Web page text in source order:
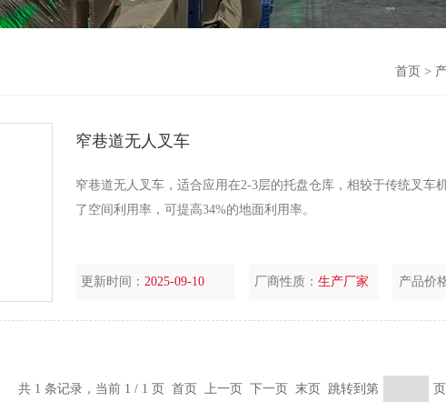
首页 >
窄巷道无人叉车
窄巷道无人叉车，适合应用在2-3层的托盘仓库，相较于传统叉车
了空间利用率，可提高34%的地面利用率。
更新时间：2025-09-10 厂商性质：生产厂家 产品价
共 1 条记录，当前 1 / 1 页 首页 上一页 下一页 末页 跳转到第 页